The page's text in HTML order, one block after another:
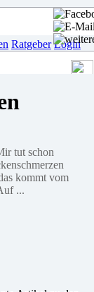
Ratgeber Login
tut schon
kommt vom
...